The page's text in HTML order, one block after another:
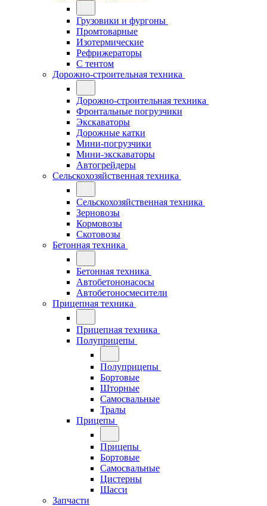
Грузовики и фургоны
Промтоварные
Изотермические
Рефрижераторы
С тентом
Дорожно-строительная техника
Дорожно-строительная техника
Фронтальные погрузчики
Экскаваторы
Дорожные катки
Мини-погрузчики
Мини-экскаваторы
Автогрейдеры
Сельскохозяйственная техника
Сельскохозяйственная техника
Зерновозы
Кормовозы
Скотовозы
Бетонная техника
Бетонная техника
Автобетононасосы
Автобетоносмесители
Прицепная техника
Прицепная техника
Полуприцепы
Полуприцепы
Бортовые
Шторные
Самосвальные
Тралы
Прицепы
Прицепы
Бортовые
Самосвальные
Цистерны
Шасси
Запчасти